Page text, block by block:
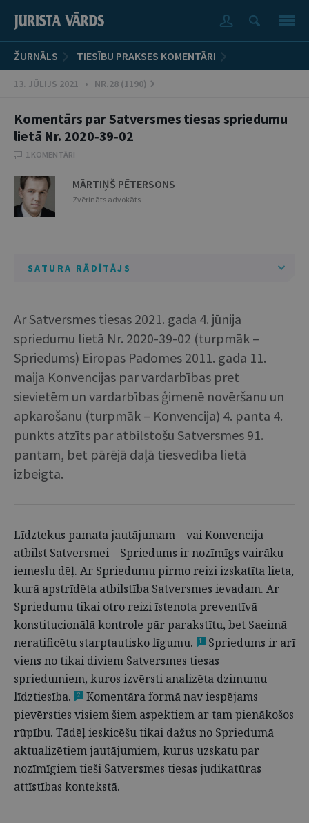
ŽURNĀLS TIESĪBU PRAKSES KOMENTĀRI
13. JŪLIJS 2021 • NR.28 (1190)
Komentārs par Satversmes tiesas spriedumu
lietā Nr. 2020‑39‑02
1 KOMENTĀRI
MĀRTIŅŠ PĒTERSONS
Zvērināts advokāts
SATURA RĀDĪTĀJS
Ar Satversmes tiesas 2021. gada 4. jūnija
spriedumu lietā Nr. 2020-39-02 (turpmāk –
Spriedums) Eiropas Padomes 2011. gada 11.
maija Konvencijas par vardarbības pret
sievietēm un vardarbības ģimenē novēršanu un
apkarošanu (turpmāk – Konvencija) 4. panta 4.
punkts atzīts par atbilstošu Satversmes 91.
pantam, bet pārējā daļā tiesvedība lietā
izbeigta.
Līdztekus pamata jautājumam – vai Konvencija
atbilst Satversmei – Spriedums ir nozīmīgs vairāku
iemeslu dēļ. Ar Spriedumu pirmo reizi izskatīta lieta,
kurā apstrīdēta atbilstība Satversmes ievadam. Ar
Spriedumu tikai otro reizi īstenota preventīvā
konstitucionālā kontrole pār parakstītu, bet Saeimā
neratificētu starptautisko līgumu.
1
Spriedums ir arī
viens no tikai diviem Satversmes tiesas
spriedumiem, kuros izvērsti analizēta dzimumu
līdztiesība.
2
Komentāra formā nav iespējams
pievērsties visiem šiem aspektiem ar tam pienākošos
rūpību. Tādēļ ieskicēšu tikai dažus no Spriedumā
aktualizētiem jautājumiem, kurus uzskatu par
nozīmīgiem tieši Satversmes tiesas judikatūras
attīstības kontekstā.